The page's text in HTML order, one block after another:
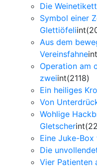
Die
Symbol einer
Glettiöfeli
Aus dem
Vereinsfahne
Operation am
zweiint(2118)
Ein heiliges
Von
Wohlige
Gletscher
Eine Juke-
Die
Vier Patienten